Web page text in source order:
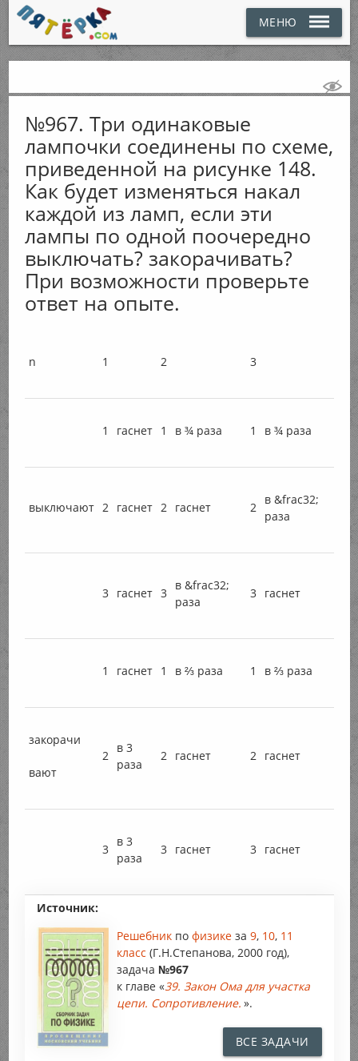
МЕНЮ
№967. Три одинаковые
лампочки соединены по схеме,
приведенной на рисунке 148.
Как будет изменяться накал
каждой из ламп, если эти
лампы по одной поочередно
выключать? закорачивать?
При возможности проверьте
ответ на опыте.
n 1 2 3
1 гаснет 1 в ¾ раза 1 в ¾ раза
выключают 2 гаснет 2 гаснет 2
в &frac32;
раза
3 гаснет 3
в &frac32;
раза
3 гаснет
1 гаснет 1 в ⅔ раза 1 в ⅔ раза
закорачи
вают
2
в 3
раза
2 гаснет 2 гаснет
3
в 3
раза
3 гаснет 3 гаснет
Источник:
Решебник по физике за 9, 10, 11
класс (Г.Н.Степанова, 2000 год),
задача №967
к главе «39. Закон Ома для участка
цепи. Сопротивление. ».
ВСЕ ЗАДАЧИ